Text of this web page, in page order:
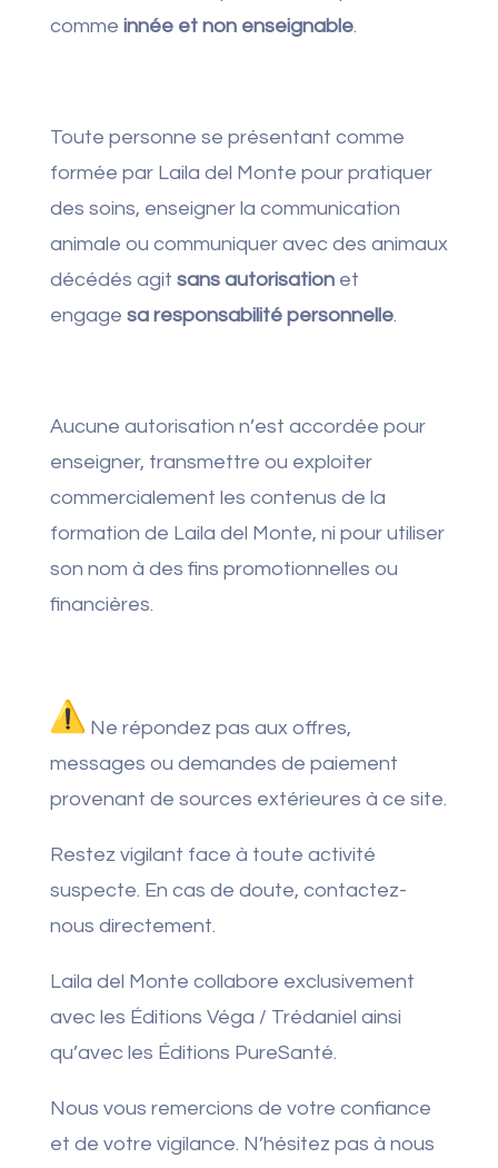
comme innée et non enseignable.
Toute personne se présentant comme
formée par Laila del Monte pour pratiquer
des soins, enseigner la communication
animale ou communiquer avec des animaux
décédés agit sans autorisationet
engage sa responsabilité personnelle.
Aucune autorisation n’est accordée pour
enseigner, transmettre ou exploiter
commercialement les contenus de la
formation de Laila del Monte, ni pour utiliser
son nom à des fins promotionnelles ou
financières.
Ne répondez pas aux offres,
messages ou demandes de paiement
provenant de sources extérieures à ce site.
Restez vigilant face à toute activité
suspecte. En cas de doute, contactez-
nous directement.
Laila del Monte collabore exclusivement
avec les Éditions Véga / Trédaniel ainsi
qu’avec les Éditions PureSanté.
Nous vous remercions de votre confiance
et de votre vigilance. N’hésitez pas à nous